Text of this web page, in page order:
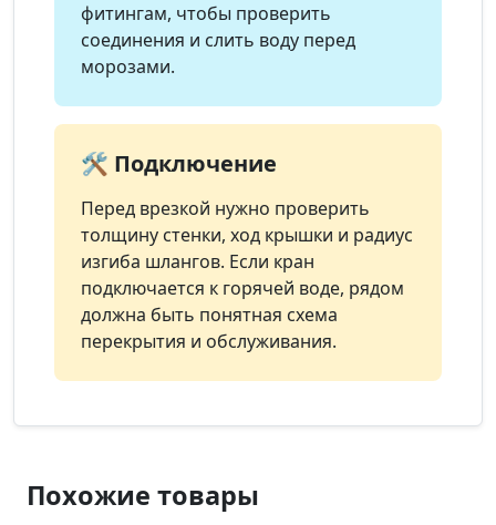
фитингам, чтобы проверить
соединения и слить воду перед
морозами.
🛠️ Подключение
Перед врезкой нужно проверить
толщину стенки, ход крышки и радиус
изгиба шлангов. Если кран
подключается к горячей воде, рядом
должна быть понятная схема
перекрытия и обслуживания.
Похожие товары